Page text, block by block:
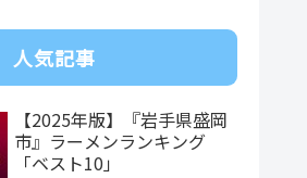
人気記事
【2025年版】『岩手県盛岡
市』ラーメンランキング
「ベスト10」